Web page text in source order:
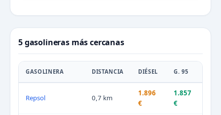
5 gasolineras más cercanas
GASOLINERA DISTANCIA DIÉSEL G. 95
Repsol 0,7 km
1.896
€
1.857
€